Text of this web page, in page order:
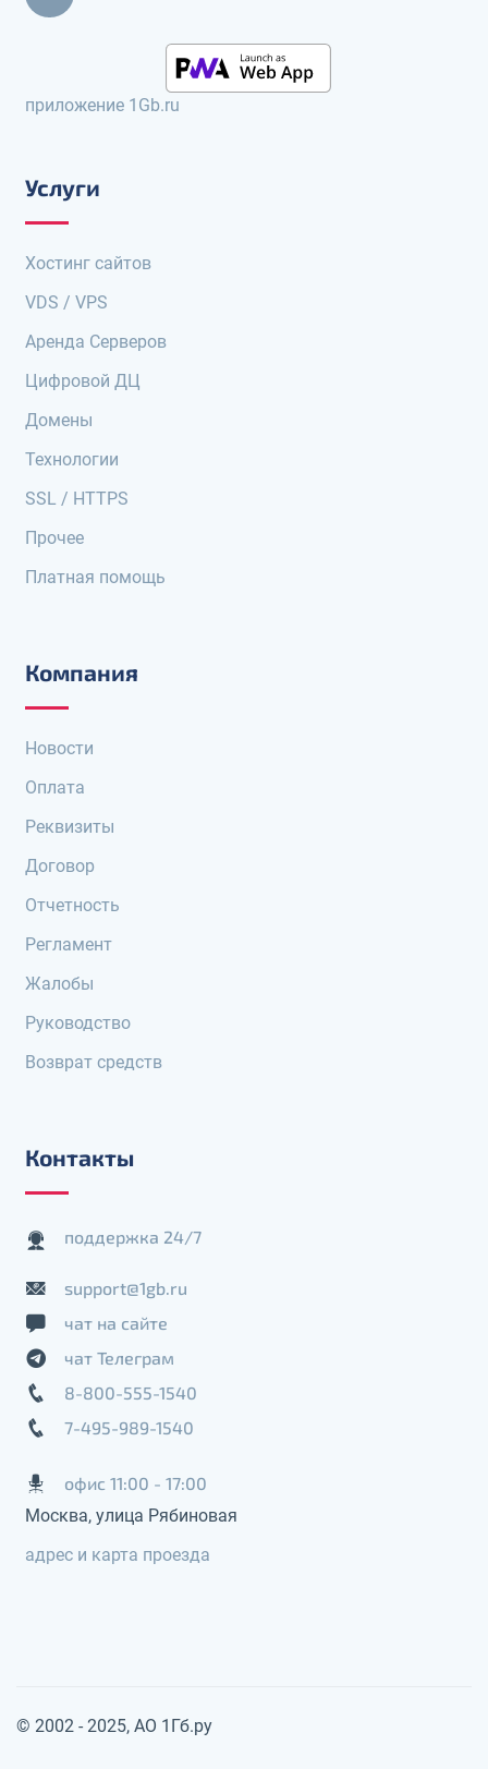
приложение 1Gb.ru
Услуги
Хостинг сайтов
VDS / VPS
Аренда Серверов
Цифровой ДЦ
Домены
Технологии
SSL / HTTPS
Прочее
Платная помощь
Компания
Новости
Оплата
Реквизиты
Договор
Отчетность
Регламент
Жалобы
Руководство
Возврат средств
Контакты
поддержка 24/7
support@1gb.ru
чат на сайте
чат Телеграм
8-800-555-1540
7-495-989-1540
офис 11:00 - 17:00
Москва, улица Рябиновая
адрес и карта проезда
© 2002 - 2025, АО 1Гб.ру